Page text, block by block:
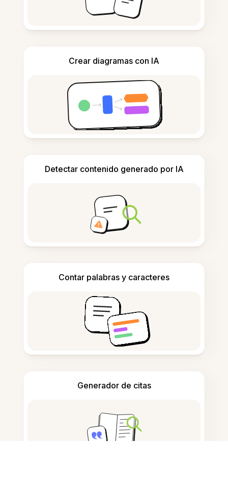
Crear diagramas con IA
Detectar contenido generado por IA
Contar palabras y caracteres
Generador de citas